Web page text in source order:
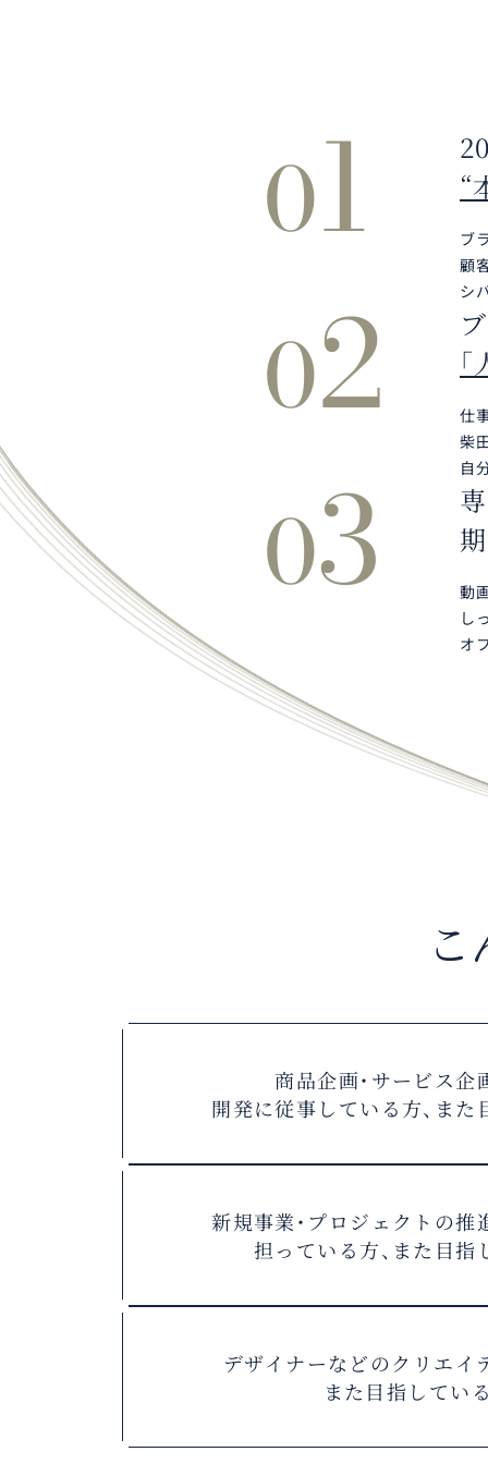
01
“
ブ
顧
シ
02
仕
柴
自
03
動
し
オ
商品企画・サービス企
開発に従事している方、 また
新規事業・プロジェクトの推
担っている方、また目指
デザイナーなどのクリエイ
また目指してい